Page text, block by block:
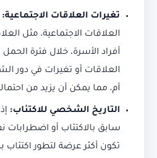
تغيرات العلاقات الاجتماعية:
العلاقات الاجتماعية، مثل
أفراد الأسرة، خلال فترة
العلاقات أو تغيرات في دور
أم، مما يمكن أن يزيد من
التاريخ الشخصي للاكتئاب:
سابق بالاكتئاب أو اضطرابات
تكون أكثر عرضة لتطور اكتئاب